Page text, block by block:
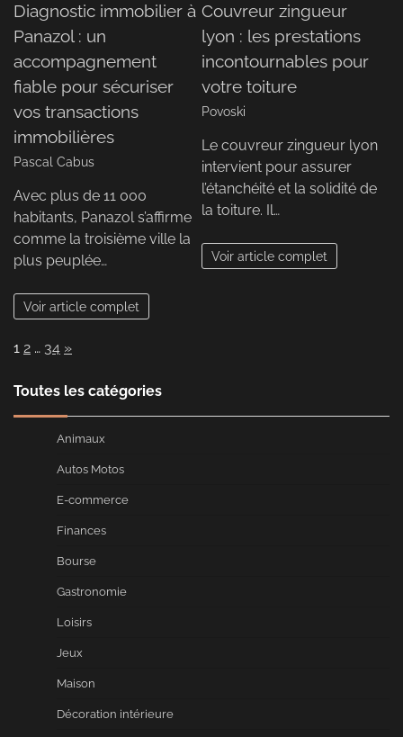
Diagnostic immobilier à
Panazol : un
accompagnement
fiable pour sécuriser
vos transactions
immobilières
Pascal Cabus
Avec plus de 11 000
habitants, Panazol s’affirme
comme la troisième ville la
plus peuplée…
Voir article complet
Couvreur zingueur
lyon : les prestations
incontournables pour
votre toiture
Povoski
Le couvreur zingueur lyon
intervient pour assurer
l’étanchéité et la solidité de
la toiture. Il…
Voir article complet
Page:
1 2 … 34 Next
»
Toutes les catégories
Animaux
Autos Motos
E-commerce
Finances
Bourse
Gastronomie
Loisirs
Jeux
Maison
Décoration intérieure